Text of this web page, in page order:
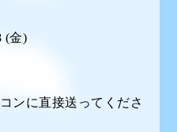
(金)
ンに直接送ってくださ